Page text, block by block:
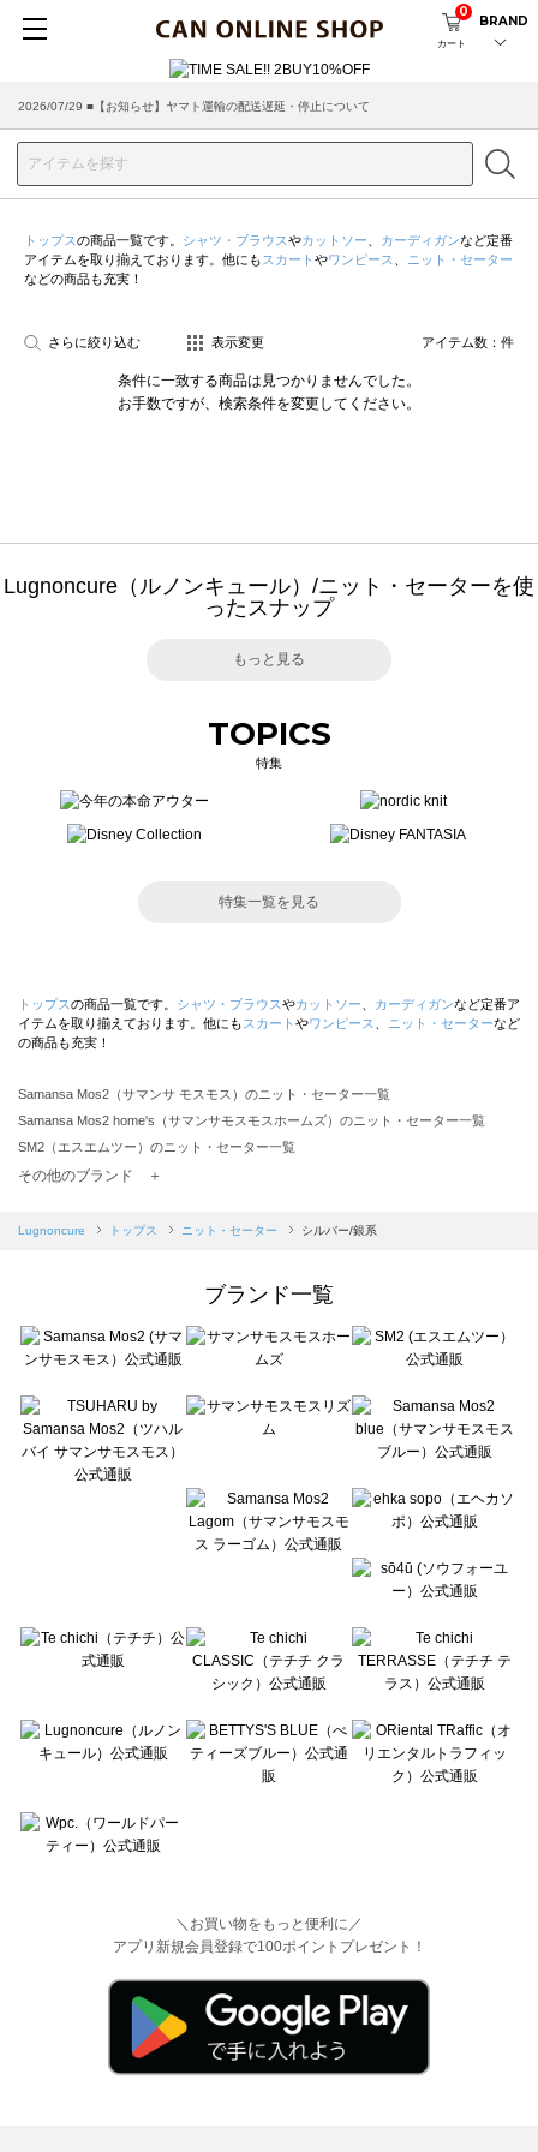
カート
0
BRAND
2026/07/29 ■【お知らせ】ヤマト運輸の配送遅延・停止について
トップスの商品一覧です。 シャツ・ブラウスやカットソー カーディガンなど定番
アイテムを取り揃えております。他にも スカート やワンピース
ニット・セーター
などの商品も充実！
さらに絞り込む 表示変更 アイテム数： 件
条件に一致する商品は見つかりませんでした。
お手数ですが、検索条件を変更してください。
Lugnoncure（ルノンキュール）/ニット・セーターを使
ったスナップ
もっと見る
TOPICS
特集
特集一覧を見る
トップスの商品一覧です。 シャツ・ブラウスやカットソー カーディガンなど定番ア
イテムを取り揃えております。他にも スカート やワンピース ニット・セーターなど
の商品も充実！
Samansa Mos2（サマンサ モスモス）のニット・セーター一覧
Samansa Mos2 home's（サマンサモスモスホームズ）のニット・セーター一覧
SM2（エスエムツー）のニット・セーター一覧
Samansa Mos2 blue（サマンサモスモス ブルー）のニット・セーター一覧
sō4ū（ソウフォーユー）のニット・セーター一覧
Te chichi（テチチ）のニット・セーター一覧
Te chichi CLASSIC（テチチ クラシック）のニット・セーター一覧
Lugnoncure（ルノンキュール）のニット・セーター一覧
BETTY'S BLUE（べティーズブルー）のニット・セーター一覧
Wpc.（ワールドパーティー）のニット・セーター一覧
その他のブランド ＋
Lugnoncure トップス ニット・セーター シルバー/銀系
ブランド一覧
＼お買い物をもっと便利に／
アプリ新規会員登録で100ポイントプレゼント！